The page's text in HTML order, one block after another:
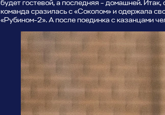
будет гостевой, а последняя – домашней.
команда сразилась с «Соколом» и одержала
«Рубином-2». А после поединка с казанцами